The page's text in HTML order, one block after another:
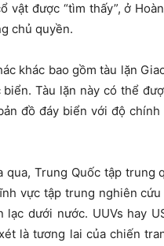
vật được “tìm thấy”, ở
chủ quyền.
khác bao gồm tàu lặn
Tàu lặn này có thể
đồ đáy biển với độ
qua, Trung Quốc tập
vực tập trung nghiên
dưới nước. UUVs hay
là tương lai của chiến